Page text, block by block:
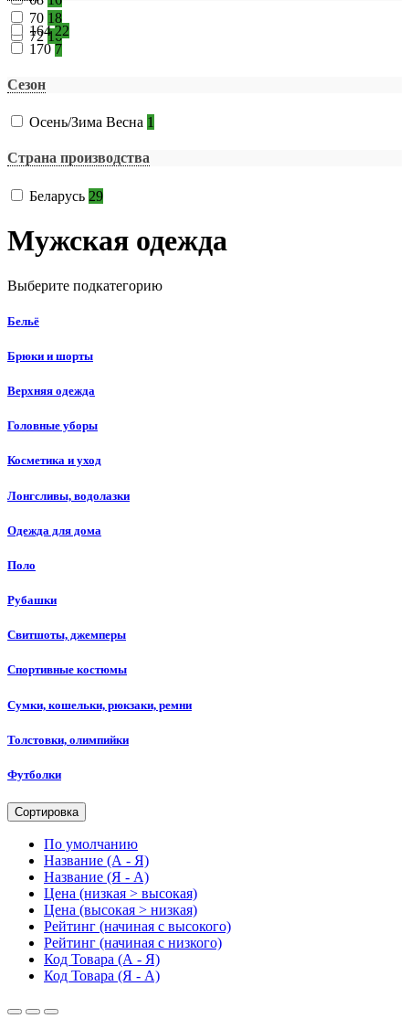
70 18
7216
16422
1707
Сезон
Осень/Зима Весна 1
Страна производства
Беларусь 29
Мужская одежда
Выберите подкатегорию
Бельё
Брюки и шорты
Верхняя одежда
Головные уборы
Косметика и уход
Лонгсливы, водолазки
Одежда для дома
Поло
Рубашки
Свитшоты, джемперы
Спортивные костюмы
Сумки, кошельки, рюкзаки, ремни
Толстовки, олимпийки
Футболки
Сортировка
По умолчанию
Название (А - Я)
Название (Я - А)
Цена (низкая > высокая)
Цена (высокая > низкая)
Рейтинг (начиная с высокого)
Рейтинг (начиная с низкого)
Код Товара (А - Я)
Код Товара (Я - А)